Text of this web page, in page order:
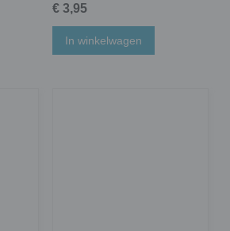
€ 3,95
In winkelwagen